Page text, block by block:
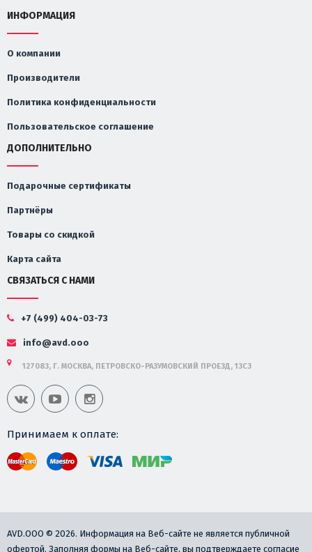
ИНФОРМАЦИЯ
О компании
Производители
Политика конфиденциальности
Пользовательское соглашение
ДОПОЛНИТЕЛЬНО
Подарочные сертификаты
Партнёры
Товары со скидкой
Карта сайта
СВЯЗАТЬСЯ С НАМИ
+7 (499) 404-03-73
info@avd.ooo
127083, Г. МОСКВА, ПЕТРОВСКО-РАЗУМОВСКИЙ ПРОЕЗД, 13С3
Принимаем к оплате:
AVD.OOO © 2026. Информация на Веб-сайте не является публичной
офертой. Заполняя формы на Веб-сайте, вы подтверждаете согласие